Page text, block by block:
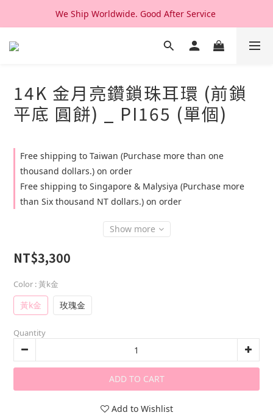
We Ship Worldwide. Good After Service
We Ship Worldwide. Good After Service
14K & 18K Solid Gold Jewelry, Design & Made in Korea
14K 金月亮鑽鎖珠耳環 (前鎖
平底 圓餅) _ PI165 (單個)
Free shipping to Taiwan (Purchase more than one
thousand dollars.) on order
Free shipping to Singapore & Malysiya (Purchase more
than Six thousand NT dollars.) on order
Show more
NT$3,300
Color : 黃k金
黃k金 玫瑰金
Quantity
ADD TO CART
Add to Wishlist